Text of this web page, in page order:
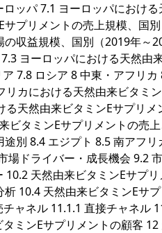
ッパ 7.1 ヨーロッパにおけ
プリメントの売上規模、国
収益規模、国別（2019年～
ヨーロッパにおける天然由
7.8 ロシア 8 中東・アフリ
リカにおける天然由来ビタミ
る天然由来ビタミンEサプリ
ビタミンEサプリメントの売
別 8.4 エジプト 8.5 南アフ
場ドライバー・成長機会 9.2
天然由来ビタミンEサプ
10.4 天然由来ビタミンEサ
ャネル 11.1.1 直接チャネル
ミンEサプリメントの顧客